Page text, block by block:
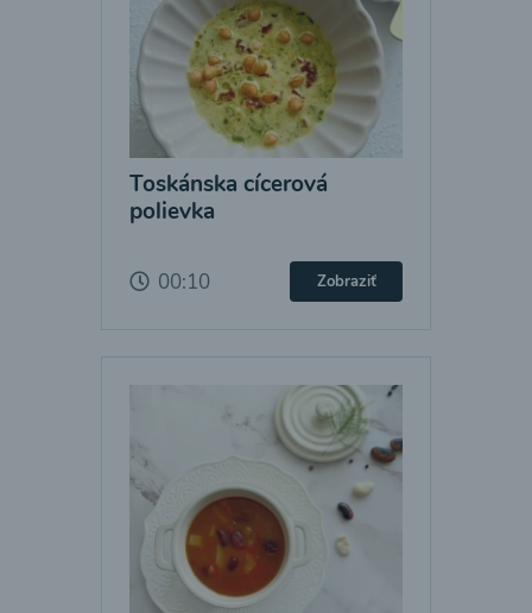
Toskánska cícerová
polievka
00:10 Zobraziť